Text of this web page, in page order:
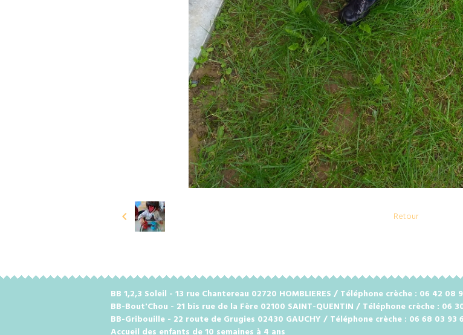
Retour
BB 1,2,3 Soleil - 13 rue Chantereau 02720 HOMBLIERES / Téléphone crèche : 06 42
BB-Bout'Chou - 21 bis rue de la Fère 02100 SAINT-QUENTIN / Téléphone crèche : 06
BB-Gribouille - 22 route de Grugies 02430 GAUCHY / Téléphone crèche : 06 68 03 93